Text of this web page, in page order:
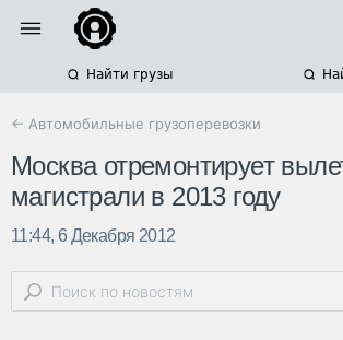
Найти грузы
← Автомобильные грузоперевозки
Москва отремонтирует
магистрали в 2013 году
11:44, 6 Декабря 2012